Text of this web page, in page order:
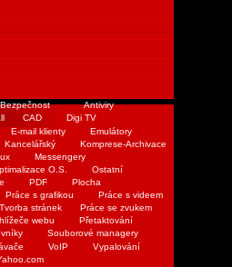
Bezpečnost
Antiviry
CAD
Digi TV
E-mail klienty
Emulátory
Kancelářský
Komprese-Archivace
Messengery
O.S.
Ostatní
PDF
Plocha
Práce s grafikou
Práce s videem
Tvorba stránek
Práce se zvukem
webu
Přetaktování
Souborové managery
VoIP
Vypalování